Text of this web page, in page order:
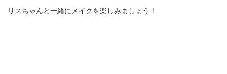
リスちゃんと一緒にメイクを楽しみましょう！